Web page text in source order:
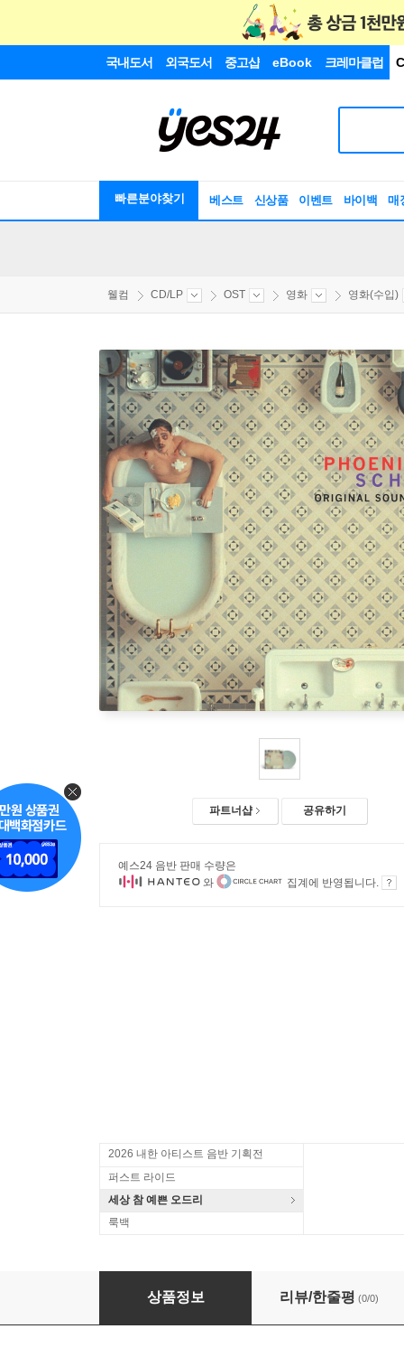
국내도서 외국도서 중고샵 eBook 크레마클럽
빠른분야찾기 베스트 신상품 이벤트 바이백 매
웰컴 CD/LP OST 영화 영화(수입)
파트너샵 공유하기
예스24 음반 판매 수량은
와
집계에 반영됩니다.
2026 내한 아티스트 음반 기획전
퍼스트 라이드
세상 참 예쁜 오드리
룩백
페니키안 스킴 영화음악 (The Phoenician
상품정보 리뷰/한줄평 (0/0)